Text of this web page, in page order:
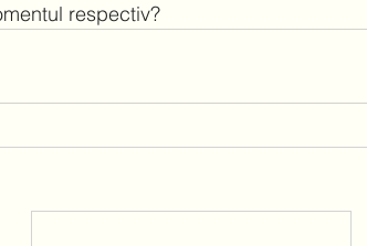
respectiv?